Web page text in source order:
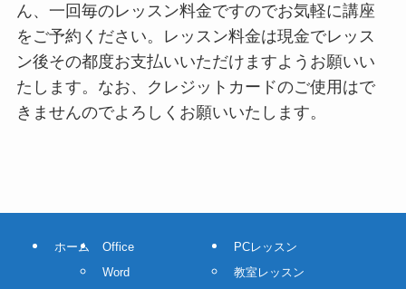
ん、一回毎のレッスン料金ですのでお気軽に講座
をご予約ください。レッスン料金は現金でレッス
ン後その都度お支払いいただけますようお願いい
たします。なお、クレジットカードのご使用はで
きませんのでよろしくお願いいたします。
ホーム
Office
Word
PCレッスン
教室レッスン